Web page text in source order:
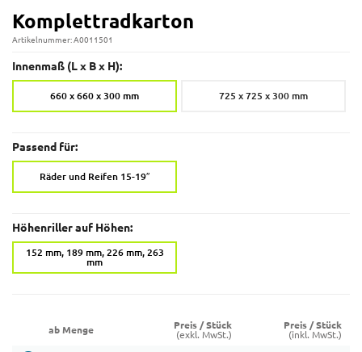
Komplettradkarton
Artikelnummer: A0011501
Innenmaß (L x B x H):
660 x 660 x 300 mm 725 x 725 x 300 mm
Passend für:
Räder und Reifen 15-19″
Höhenriller auf Höhen:
152 mm, 189 mm, 226 mm, 263
mm
ab Menge
Preis / Stück
(exkl. MwSt.)
Preis / Stück
(inkl. MwSt.)